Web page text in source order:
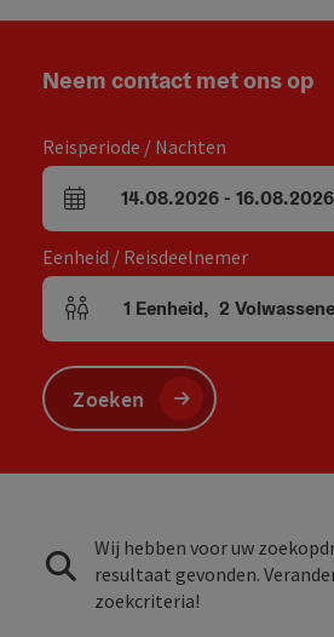
Neem contact met ons op
Reisperiode / Nachten
Velden voor aankomst en vertrek
14.08.2026- 16.08.2026
Eenheid / Reisdeelnemer
Aantal eenheden en
1 Eenheid, 2
Zoeken
Wij hebben voor uw
resultaat gevonden.
zoekcriteria!